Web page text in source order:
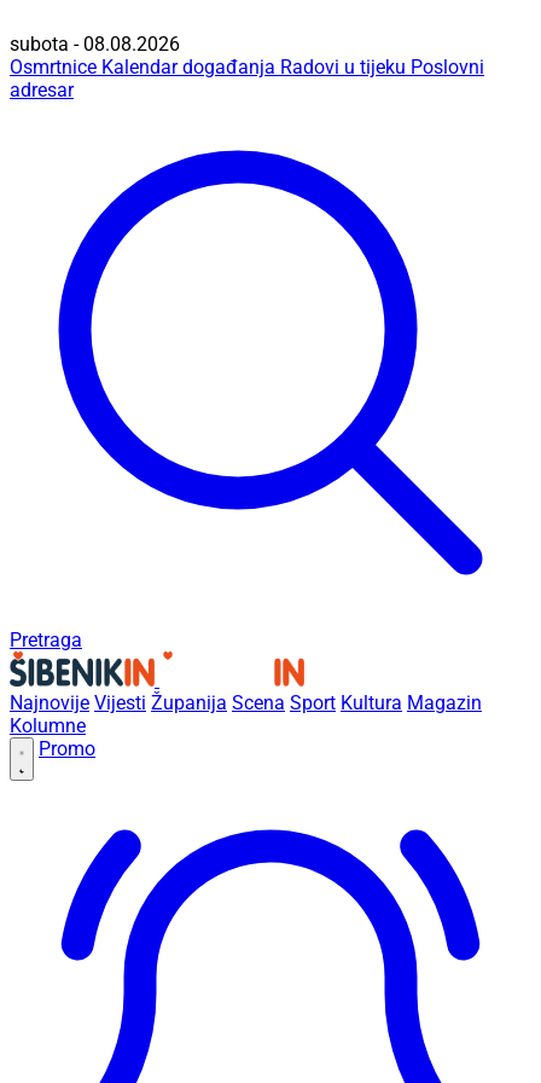
subota - 08.08.2026
Osmrtnice Kalendar događanja Radovi u tijeku Poslovni
adresar
Pretraga
Najnovije Vijesti Županija Scena Sport Kultura Magazin
Kolumne
Promo